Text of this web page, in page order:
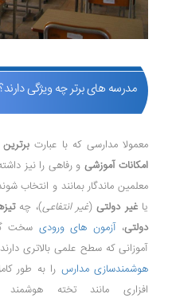
مدرسه های برتر چه ویژگی
معمولا مدارسی که با عبارت
امکانات آموزشی و رفاهی را نیز
معلمین ماندگار بمانند و انتخاب
یاغیر دولتی(غیر انتفاعی)، چه
دولتی،آزمون های ورودی سخت
آموزانی که سطح علمی بالاتری
هوشمندسازی مدارس را به طور
افزاری مانند تخته